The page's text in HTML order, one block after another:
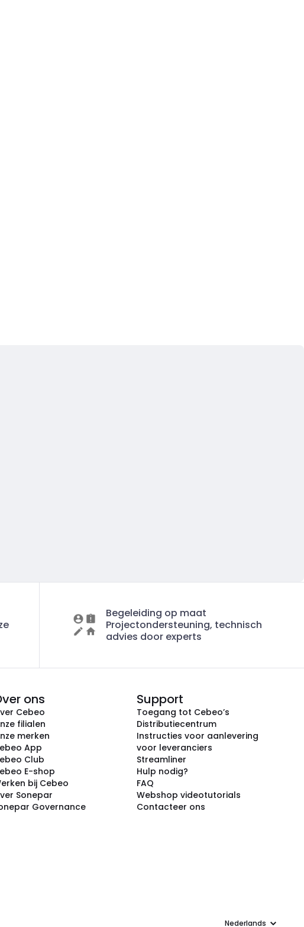
Begeleiding op maat
Projectondersteuning, technisch
advies door experts
ons
Cebeo
filialen
merken
App
Club
E-shop
bij Cebeo
Sonepar
Governance
Support
Toegang tot Cebeo’s
Distributiecentrum
Instructies voor aanlevering
voor leveranciers
Streamliner
Hulp nodig?
FAQ
Webshop videotutorials
Contacteer ons